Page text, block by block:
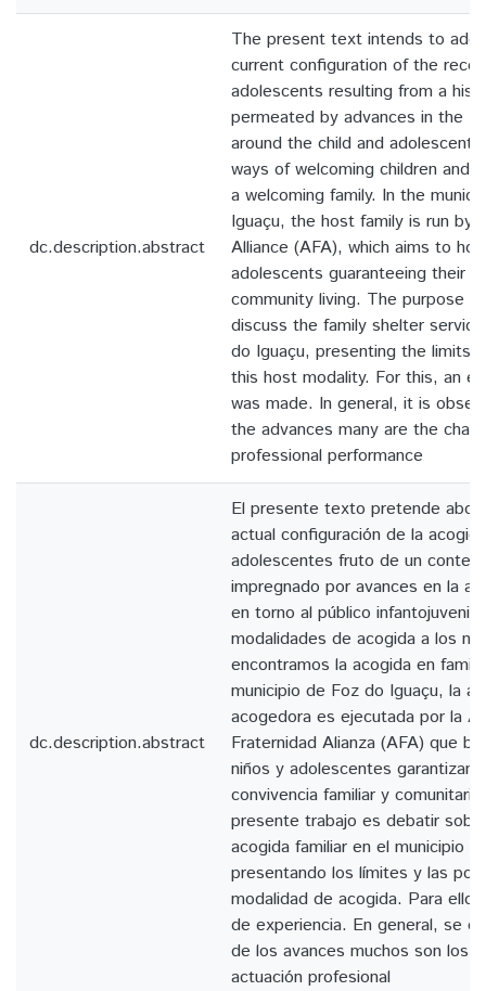
dc.description.abstract
The present text intends to
current configuration of the
adolescents resulting from a
permeated by advances in the
around the child and adolescent
ways of welcoming children and
a welcoming family. In the
Iguaçu, the host family is run by
Alliance (AFA), which aims to
adolescents guaranteeing their
community living. The purpose
discuss the family shelter
do Iguaçu, presenting the limits
this host modality. For this, an
was made. In general, it is
the advances many are the
professional performance
dc.description.abstract
El presente texto pretende
actual configuración de la
adolescentes fruto de un
impregnado por avances en la
en torno al público infantojuvenil.
modalidades de acogida a los
encontramos la acogida en
municipio de Foz do Iguaçu, la
acogedora es ejecutada por la
Fraternidad Alianza (AFA) que
niños y adolescentes
convivencia familiar y
presente trabajo es debatir
acogida familiar en el municipio
presentando los límites y las
modalidad de acogida. Para
de experiencia. En general, se
de los avances muchos son los
actuación profesional